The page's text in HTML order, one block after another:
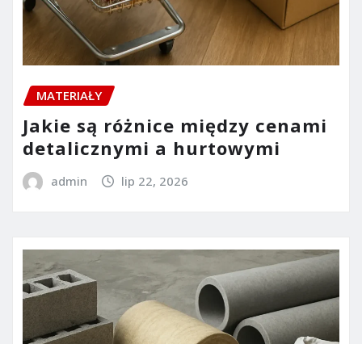
MATERIAŁY
Jakie są różnice między cenami
detalicznymi a hurtowymi
admin lip 22, 2026